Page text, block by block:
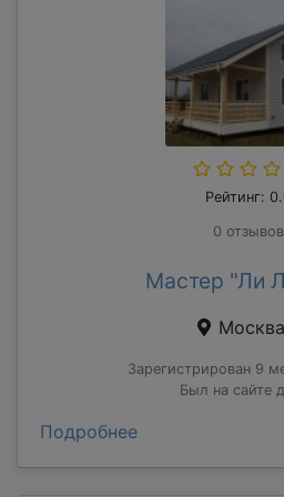
Рейтинг:
0 отзывов
Мастер "Ли
Москва
Зарегистрирован 9
Был на сайте
Подробнее